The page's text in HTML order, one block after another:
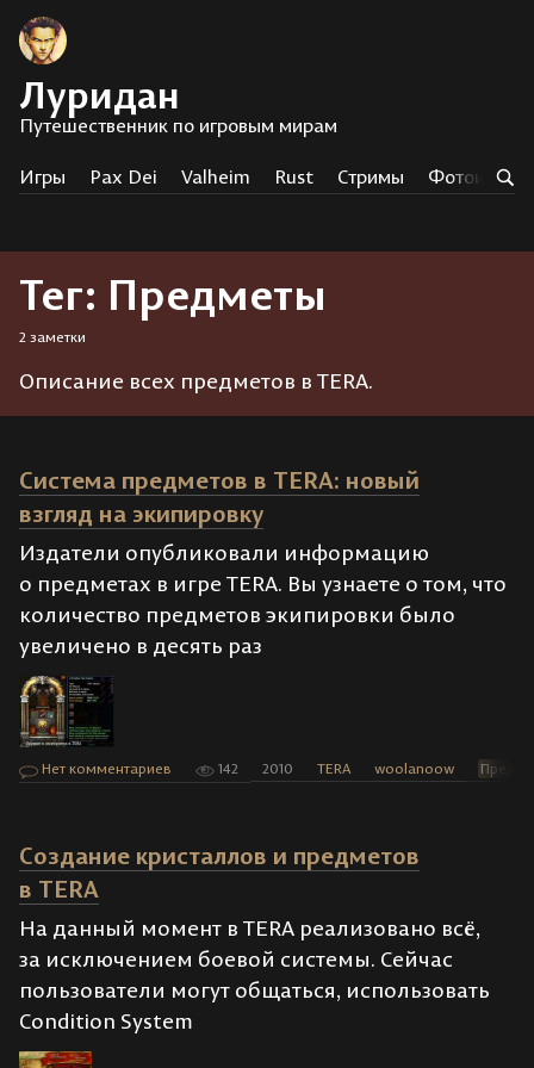
Луридан
Путешественник по игровым мирам
Игры Pax Dei Valheim Rust Стримы
Тег: Предметы
2 заметки
Описание всех предметов в TERA.
Система предметов в TERA: новый
взгляд на экипировку
Издатели опубликовали информацию
о предметах в игре TERA. Вы узнаете о том, что
количество предметов экипировки было
увеличено в десять раз
Нет комментариев 142 2010 TERA woolanoow
Создание кристаллов и предметов
в TERA
На данный момент в TERA реализовано всё,
за исключением боевой системы. Сейчас
пользователи могут общаться, использовать
Condition System